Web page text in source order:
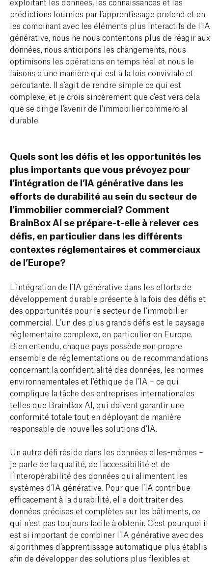
prédictions fournies par l’apprentissage profond et en
les combinant avec les éléments plus interactifs de l’IA
générative, nous ne nous contentons plus de réagir aux
données, nous anticipons les changements, nous
optimisons les opérations en temps réel et nous le
faisons d’une manière qui est à la fois conviviale et
percutante. Il s’agit de rendre simple ce qui est
complexe, et je crois sincèrement que c’est vers cela
que se dirige l’avenir de l’immobilier commercial
durable.
Quels sont les défis et les opportunités les
plus importants que vous prévoyez pour
l’intégration de l’IA générative dans les
efforts de durabilité au sein du secteur de
l’immobilier commercial? Comment
BrainBox AI se prépare-t-elle à relever ces
défis, en particulier dans les différents
contextes réglementaires et commerciaux
de l’Europe?
L’intégration de l’IA générative dans les efforts de
développement durable présente à la fois des défis et
des opportunités pour le secteur de l’immobilier
commercial. L’un des plus grands défis est le paysage
réglementaire complexe, en particulier en Europe.
Bien entendu, chaque pays possède son propre
ensemble de réglementations ou de recommandations
concernant la confidentialité des données, les normes
environnementales et l’éthique de l’IA – ce qui
complique la tâche des entreprises internationales
telles que BrainBox AI, qui doivent garantir une
conformité totale tout en déployant de manière
responsable de nouvelles solutions d’IA.
Un autre défi réside dans les données elles-mêmes –
je parle de la qualité, de l’accessibilité et de
l’interopérabilité des données qui alimentent les
systèmes d’IA générative. Pour que l’IA contribue
efficacement à la durabilité, elle doit traiter des
données précises et complètes sur les bâtiments, ce
qui n’est pas toujours facile à obtenir. C’est pourquoi il
est si important de combiner l’IA générative avec des
algorithmes d’apprentissage automatique plus établis
afin de développer des solutions plus flexibles et